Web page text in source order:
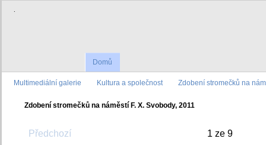
.
Domů
Multimediální galerie Kultura a společnost Zdobení stromečků na
Zdobení stromečků na náměstí F. X. Svobody, 2011
Předchozí 1 ze 9